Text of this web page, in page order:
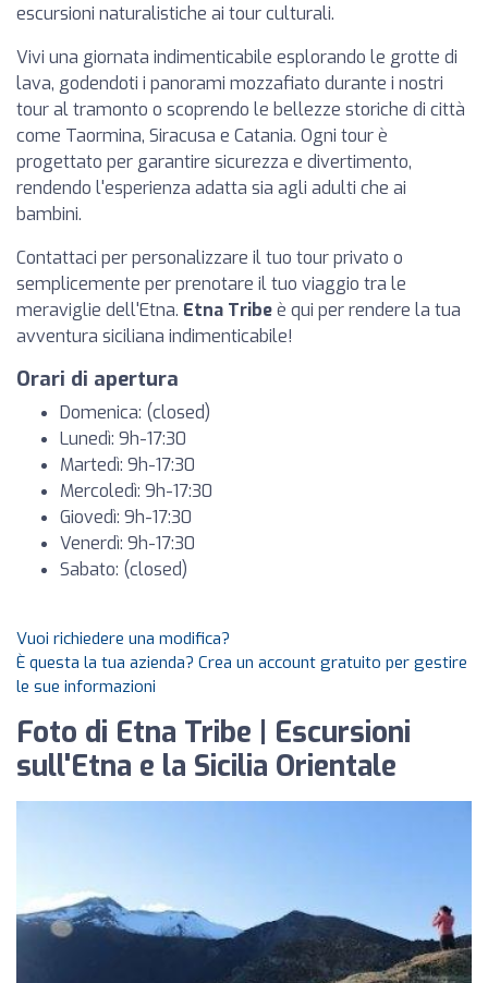
escursioni naturalistiche ai tour culturali.
Vivi una giornata indimenticabile esplorando le grotte di
lava, godendoti i panorami mozzafiato durante i nostri
tour al tramonto o scoprendo le bellezze storiche di città
come Taormina, Siracusa e Catania. Ogni tour è
progettato per garantire sicurezza e divertimento,
rendendo l'esperienza adatta sia agli adulti che ai
bambini.
Contattaci per personalizzare il tuo tour privato o
semplicemente per prenotare il tuo viaggio tra le
meraviglie dell'Etna. Etna Tribeè qui per rendere la tua
avventura siciliana indimenticabile!
Orari di apertura
Domenica: (closed)
Lunedì: 9h-17:30
Martedì: 9h-17:30
Mercoledì: 9h-17:30
Giovedì: 9h-17:30
Venerdì: 9h-17:30
Sabato: (closed)
Vuoi richiedere una modifica?
È questa la tua azienda? Crea un account gratuito per gestire
le sue informazioni
Foto di Etna Tribe | Escursioni
sull'Etna e la Sicilia Orientale